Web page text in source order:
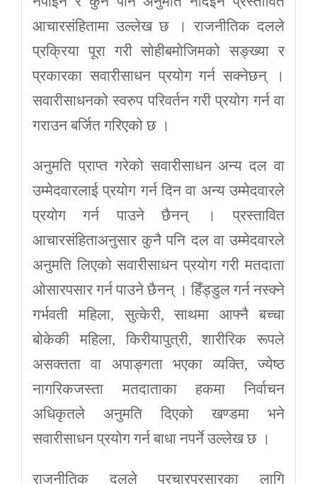
आचारसंहितामा उल्लेख छ । राजनीतिक दलले
प्रक्रिया पूरा गरी सोहीबमोजिमको सङ्ख्या र
प्रकारका सवारीसाधन प्रयोग गर्न सक्नेछन् ।
सवारीसाधनको स्वरुप परिवर्तन गरी प्रयोग गर्न वा
गराउन बर्जित गरिएको छ ।
अनुमति प्राप्त गरेको सवारीसाधन अन्य दल वा
उम्मेदवारलाई प्रयोग गर्न दिन वा अन्य उम्मेदवारले
प्रयोग गर्न पाउने छैनन् । प्रस्तावित
आचारसंहिताअनुसार कुनै पनि दल वा उम्मेदवारले
अनुमति लिएको सवारीसाधन प्रयोग गरी मतदाता
ओसारपसार गर्न पाउने छैनन् । हिँड्डुल गर्न नस्क्ने
गर्भवती महिला, सुत्केरी, साथमा आफ्नै बच्चा
बोकेकी महिला, किरीयापुत्री, शारीरिक रूपले
असक्तता वा अपाङ्गता भएका व्यक्ति, ज्येष्ठ
नागरिकजस्ता मतदाताका हकमा निर्वाचन
अधिकृतले अनुमति दिएको खण्डमा भने
सवारीसाधन प्रयोग गर्न बाधा नपर्ने उल्लेख छ ।
राजनीतिक दलले प्रचारप्रसारका लागि